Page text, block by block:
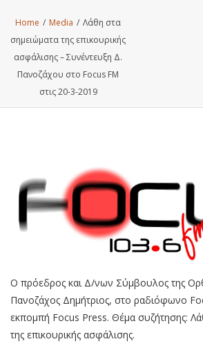
Home / Media / Λάθη στα
σημειώματα της επικουρικής
ασφάλισης – Συνέντευξη Δ.
Πανοζάχου στο Focus FM
στις 20-3-2019
Ο πρόεδρος και Δ/νων Σύμβουλος της
Πανοζάχος Δημήτριος, στο ραδιόφωνο
εκπομπή Focus Press. Θέμα συζήτησης:
της επικουρικής ασφάλισης.